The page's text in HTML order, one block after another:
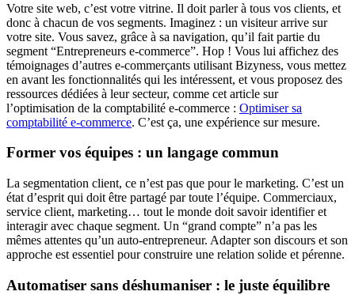
Votre site web, c’est votre vitrine. Il doit parler à tous vos clients, et
donc à chacun de vos segments. Imaginez : un visiteur arrive sur
votre site. Vous savez, grâce à sa navigation, qu’il fait partie du
segment “Entrepreneurs e-commerce”. Hop ! Vous lui affichez des
témoignages d’autres e-commerçants utilisant Bizyness, vous mettez
en avant les fonctionnalités qui les intéressent, et vous proposez des
ressources dédiées à leur secteur, comme cet article sur
l’optimisation de la comptabilité e-commerce : Optimiser sa
comptabilité e-commerce. C’est ça, une expérience sur mesure.
Former vos équipes : un langage commun
La segmentation client, ce n’est pas que pour le marketing. C’est un
état d’esprit qui doit être partagé par toute l’équipe. Commerciaux,
service client, marketing… tout le monde doit savoir identifier et
interagir avec chaque segment. Un “grand compte” n’a pas les
mêmes attentes qu’un auto-entrepreneur. Adapter son discours et son
approche est essentiel pour construire une relation solide et pérenne.
Automatiser sans déshumaniser : le juste équilibre